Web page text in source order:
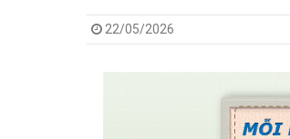
22/05/2026